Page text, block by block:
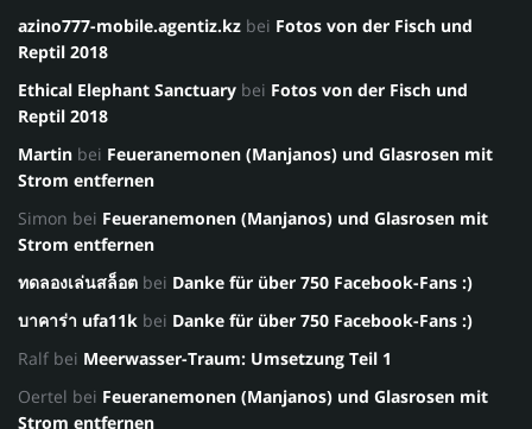
azino777-mobile.agentiz.kz bei Fotos von der Fisch und
Reptil 2018
Ethical Elephant Sanctuary bei Fotos von der Fisch und
Reptil 2018
Martin bei Feueranemonen (Manjanos) und Glasrosen mit
Strom entfernen
Simon bei Feueranemonen (Manjanos) und Glasrosen mit
Strom entfernen
ทดลองเล่นสล็อต bei Danke für über 750 Facebook-Fans :)
บาคาร่า ufa11k bei Danke für über 750 Facebook-Fans :)
Ralf bei Meerwasser-Traum: Umsetzung Teil 1
Oertel bei Feueranemonen (Manjanos) und Glasrosen mit
Strom entfernen